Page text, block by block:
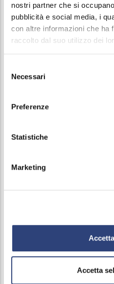
nostri partner che si
pubblicità e social media, i
con altre informazioni che ha
raccolto dal suo utilizzo dei
delNecessari
Preferenze
Statistiche
Marketing
Accetta
Sovvenzioni, contributi,
economici
Beni immobili e gestione
Organo di controllo
OIV
Informazioni ambientali